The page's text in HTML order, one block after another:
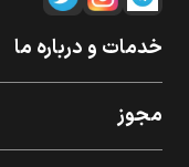
خدمات و درباره ما
مجوز